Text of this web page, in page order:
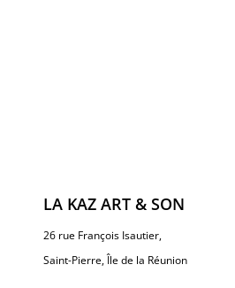
LA KAZ ART & SON
26 rue François Isautier,
Saint-Pierre, Île de la Réunion